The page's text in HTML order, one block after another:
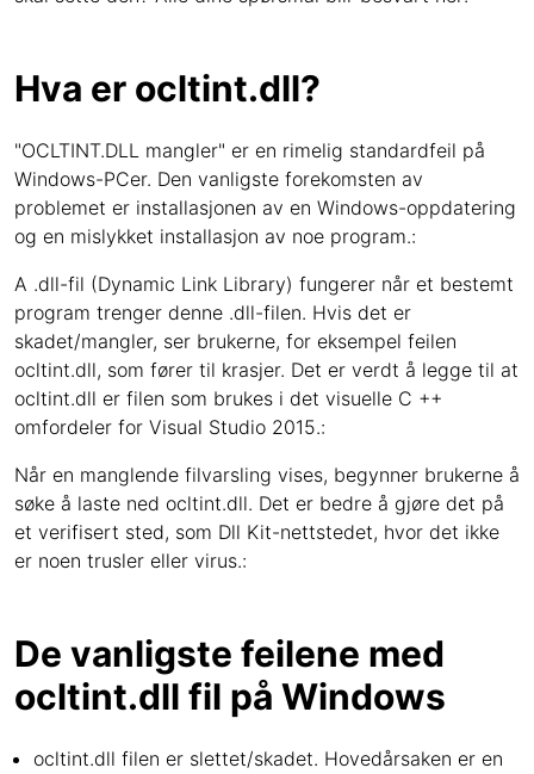
Hva er ocltint.dll?
"OCLTINT.DLL mangler" er en rimelig standardfeil på
Windows-PCer. Den vanligste forekomsten av
problemet er installasjonen av en Windows-oppdatering
og en mislykket installasjon av noe program.:
A .dll-fil (Dynamic Link Library) fungerer når et bestemt
program trenger denne .dll-filen. Hvis det er
skadet/mangler, ser brukerne, for eksempel feilen
ocltint.dll, som fører til krasjer. Det er verdt å legge til at
ocltint.dll er filen som brukes i det visuelle C ++
omfordeler for Visual Studio 2015.:
Når en manglende filvarsling vises, begynner brukerne å
søke å laste ned ocltint.dll. Det er bedre å gjøre det på
et verifisert sted, som Dll Kit-nettstedet, hvor det ikke
er noen trusler eller virus.:
De vanligste feilene med
ocltint.dll fil på Windows
ocltint.dll filen er slettet/skadet. Hovedårsaken er en